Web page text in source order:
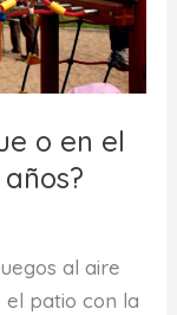
o en el
al aire
patio con la